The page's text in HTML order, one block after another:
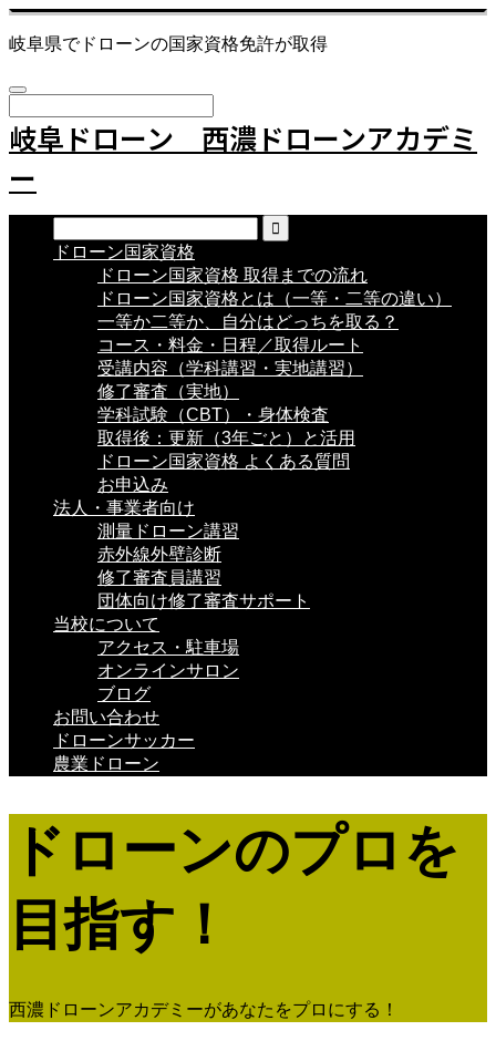
岐阜県でドローンの国家資格免許が取得
岐阜ドローン 西濃ドローンアカデミ
ー
ドローン国家資格
ドローン国家資格 取得までの流れ
ドローン国家資格とは（一等・二等の違い）
一等か二等か、自分はどっちを取る？
コース・料金・日程／取得ルート
受講内容（学科講習・実地講習）
修了審査（実地）
学科試験（CBT）・身体検査
取得後：更新（3年ごと）と活用
ドローン国家資格 よくある質問
お申込み
法人・事業者向け
測量ドローン講習
赤外線外壁診断
修了審査員講習
団体向け修了審査サポート
当校について
アクセス・駐車場
オンラインサロン
ブログ
お問い合わせ
ドローンサッカー
農業ドローン
ドローンのプロを
目指す！
西濃ドローンアカデミーがあなたをプロにする！